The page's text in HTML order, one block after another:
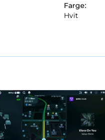
Farge:
Hvit